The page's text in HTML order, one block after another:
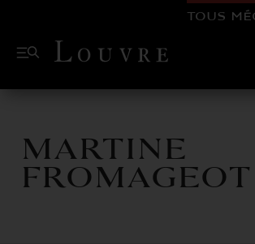
TOUS
Martine
Fromageot